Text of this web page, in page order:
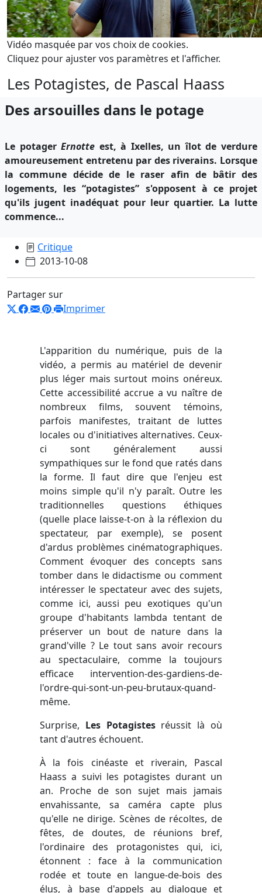
Vidéo masquée par vos choix de cookies.
Cliquez pour ajuster vos paramètres et l'afficher.
Les Potagistes, de Pascal Haass
Des arsouilles dans le potage
Le potagerErnotte est, à Ixelles, un îlot de verdure
amoureusement entretenu par des riverains. Lorsque
la commune décide de le raser afin de bâtir des
logements, les “potagistes” s'opposent à ce projet
qu'ils jugent inadéquat pour leur quartier. La lutte
commence...
Critique
2013-10-08
Partager sur
Imprimer
L'apparition du numérique, puis de la
vidéo, a permis au matériel de devenir
plus léger mais surtout moins onéreux.
Cette accessibilité accrue a vu naître de
nombreux films, souvent témoins,
parfois manifestes, traitant de luttes
locales ou d'initiatives alternatives. Ceux-
ci sont généralement aussi
sympathiques sur le fond que ratés dans
la forme. Il faut dire que l'enjeu est
moins simple qu'il n'y paraît. Outre les
traditionnelles questions éthiques
(quelle place laisse-t-on à la réflexion du
spectateur, par exemple), se posent
d'ardus problèmes cinématographiques.
Comment évoquer des concepts sans
tomber dans le didactisme ou comment
intéresser le spectateur avec des sujets,
comme ici, aussi peu exotiques qu'un
groupe d'habitants lambda tentant de
préserver un bout de nature dans la
grand'ville ? Le tout sans avoir recours
au spectaculaire, comme la toujours
efficace intervention-des-gardiens-de-
l'ordre-qui-sont-un-peu-brutaux-quand-
même.
Surprise, Les Potagistesréussit là où
tant d'autres échouent.
À la fois cinéaste et riverain, Pascal
Haass a suivi les potagistes durant un
an. Proche de son sujet mais jamais
envahissante, sa caméra capte plus
qu'elle ne dirige. Scènes de récoltes, de
fêtes, de doutes, de réunions bref,
l'ordinaire des protagonistes qui, ici,
étonnent : face à la communication
rodée et toute en langue-de-bois des
élus, à base d'appels au dialogue et